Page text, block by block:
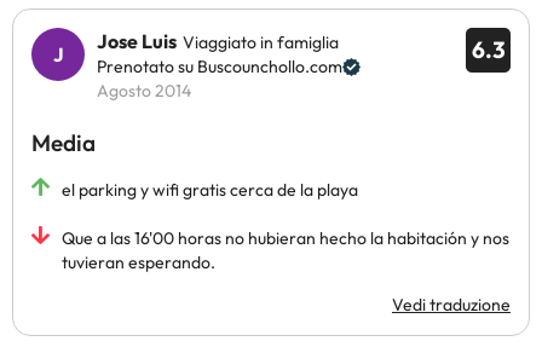
6.3
Jose Luis Viaggiato in famiglia
Prenotato su Buscounchollo.com
Agosto 2014
Media
el parking y wifi gratis cerca de la playa
Que a las 16'00 horas no hubieran hecho la habitación y nos
tuvieran esperando.
Vedi traduzione